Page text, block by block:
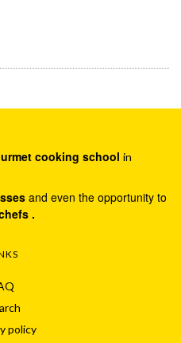
cooking school in
and even the opportunity to
.
policy